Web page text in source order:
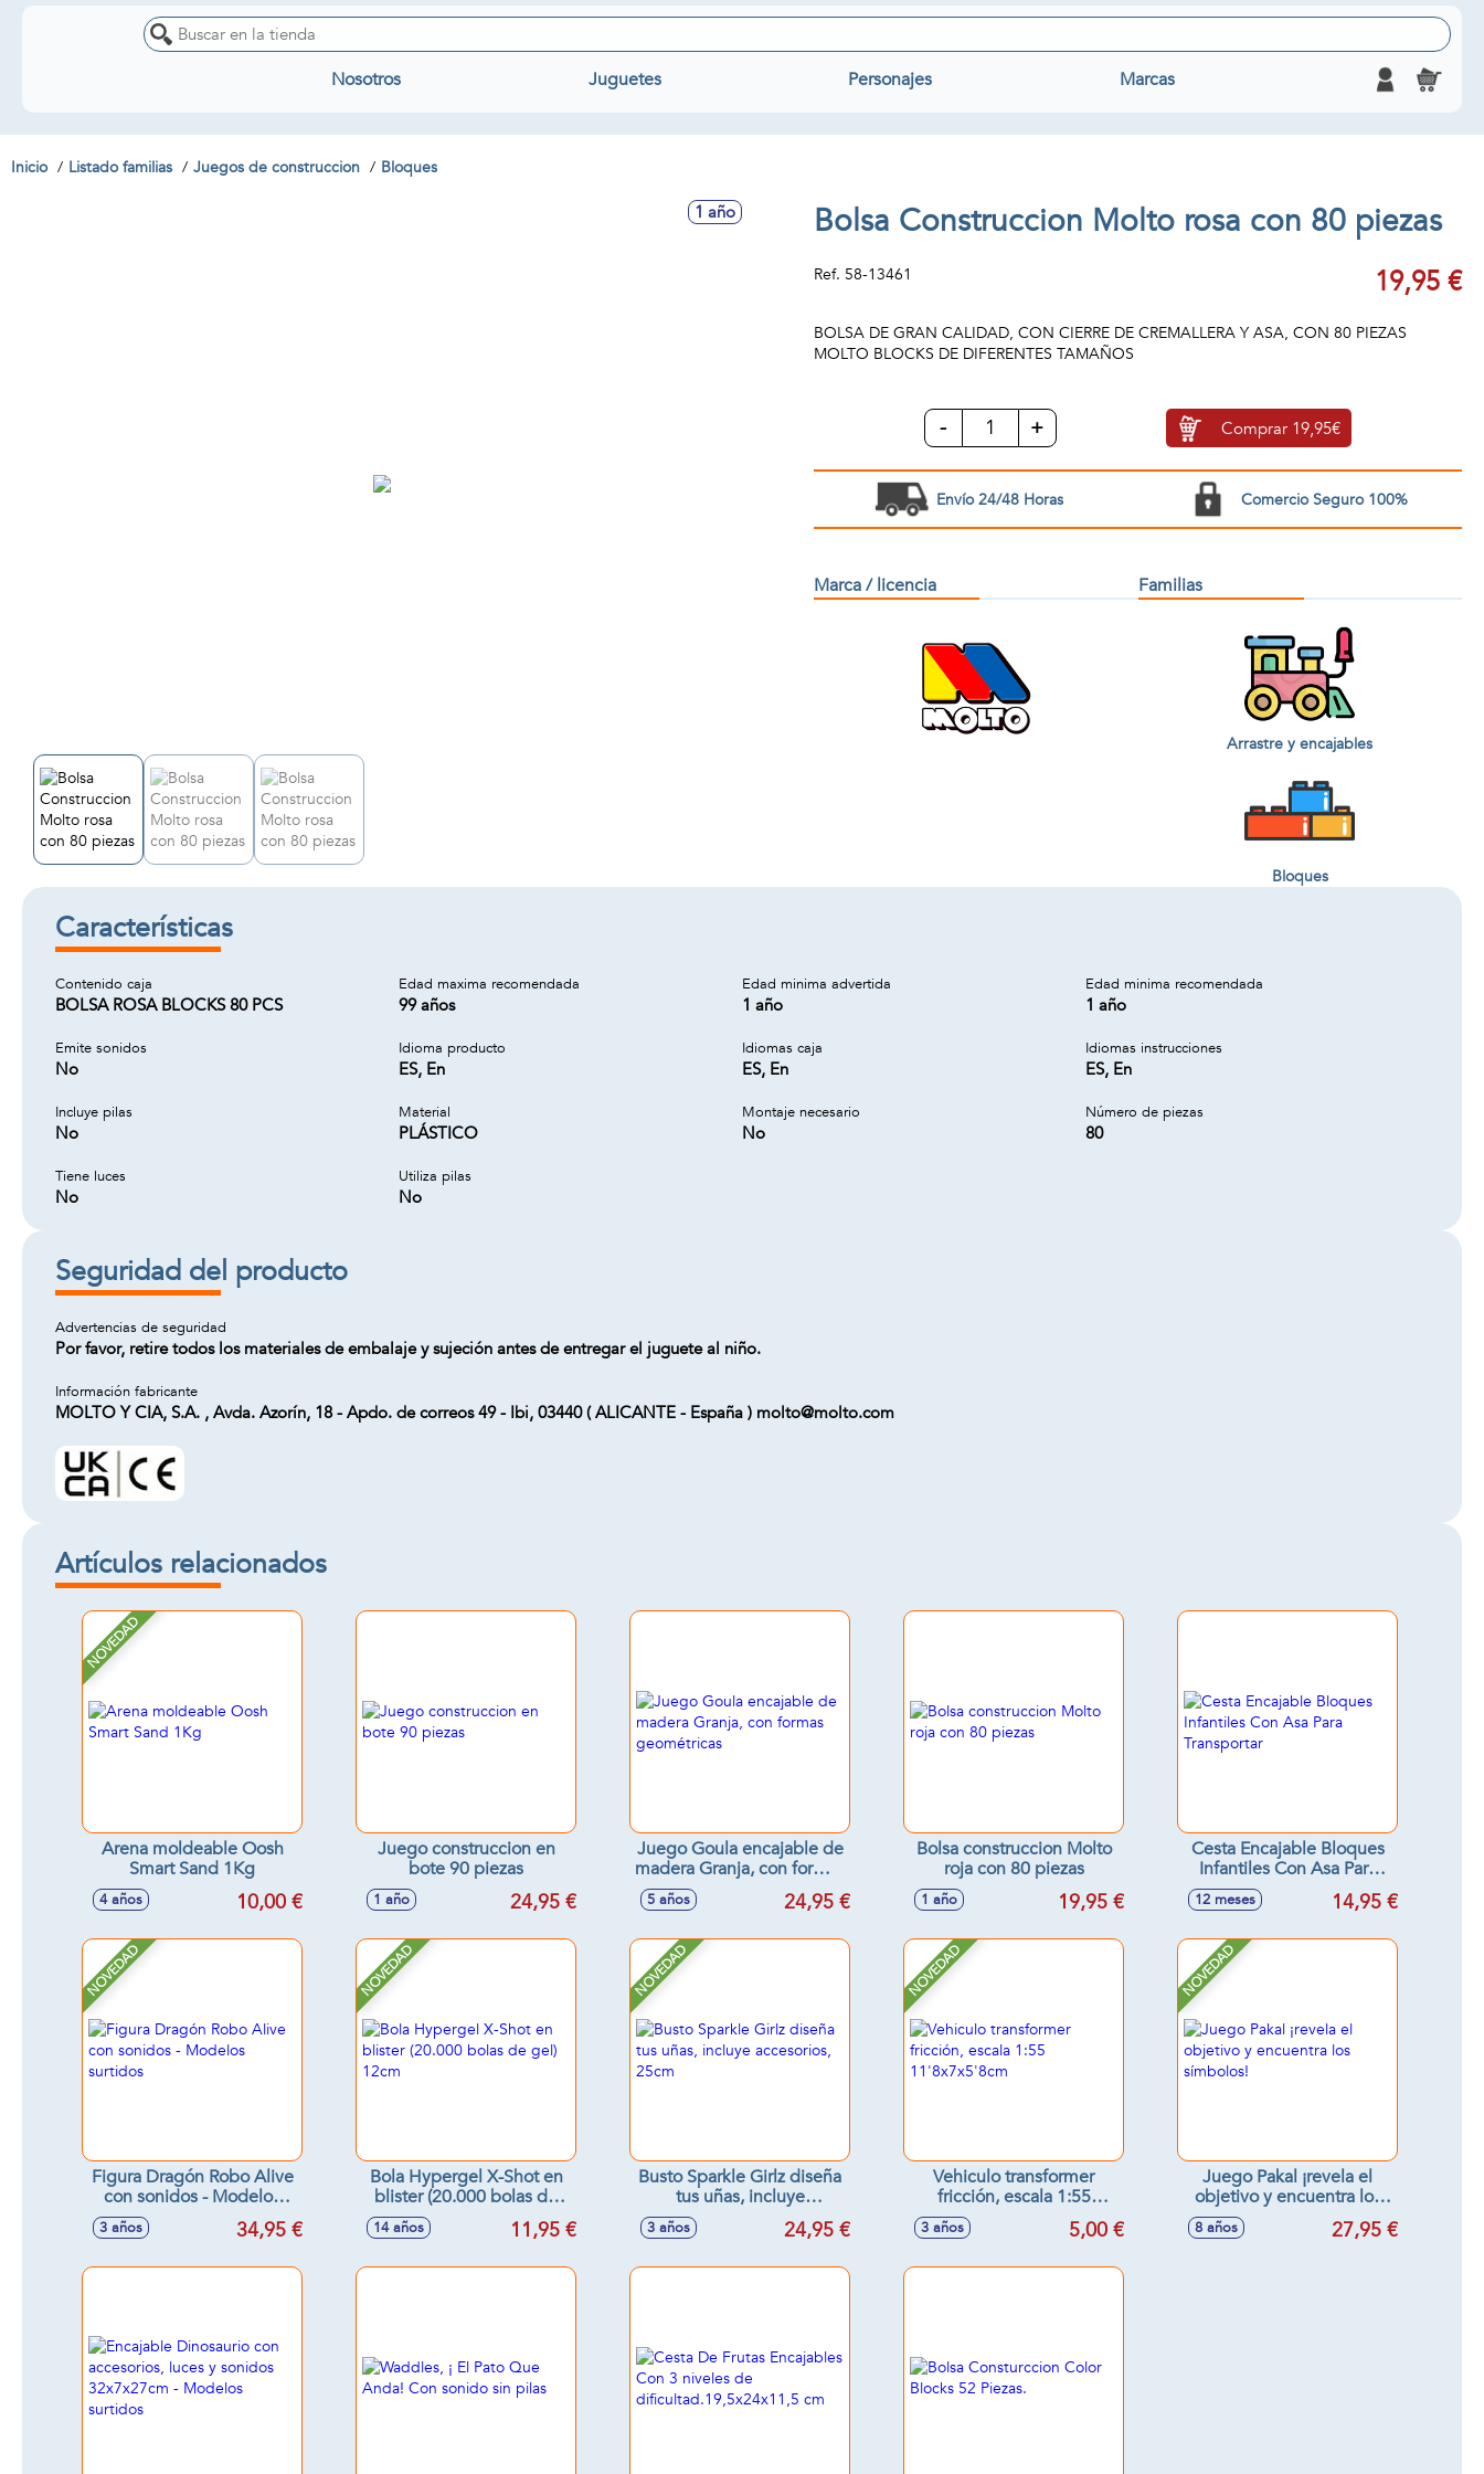
Nosotros Juguetes Personajes Marcas
Inicio Listado familias Juegos de construccion Bloques
1 año Bolsa Construccion Molto rosa con 80 piezas
Ref. 58-13461 19,95 €
BOLSA DE GRAN CALIDAD, CON CIERRE DE CREMALLERA Y ASA, CON 80 PIEZAS
MOLTO BLOCKS DE DIFERENTES TAMAÑOS
- + Comprar 19,95€
Envío 24/48 Horas Comercio Seguro 100%
Marca / licencia Familias
Arrastre y encajables
Bloques
Características
Contenido caja
BOLSA ROSA BLOCKS 80 PCS
Edad maxima recomendada
99 años
Edad minima advertida
1 año
Edad minima recomendada
1 año
Emite sonidos
No
Idioma producto
ES, En
Idiomas caja
ES, En
Idiomas instrucciones
ES, En
Incluye pilas
No
Material
PLÁSTICO
Montaje necesario
No
Número de piezas
80
Tiene luces
No
Utiliza pilas
No
Seguridad del producto
Advertencias de seguridad
Por favor, retire todos los materiales de embalaje y sujeción antes de entregar el juguete al niño.
Información fabricante
MOLTO Y CIA, S.A. , Avda. Azorín, 18 - Apdo. de correos 49 - Ibi, 03440 ( ALICANTE - España ) molto@molto.com
Artículos relacionados
NOVEDAD
Arena moldeable Oosh
Smart Sand 1Kg
4 años 10,00 €
Juego construccion en
bote 90 piezas
1 año 24,95 €
Juego Goula encajable de
madera Granja, con formas
geométricas
5 años 24,95 €
Bolsa construccion Molto
roja con 80 piezas
1 año 19,95 €
Cesta Encajable Bloques
Infantiles Con Asa Para
Transportar
12 meses 14,95 €
NOVEDAD
Figura Dragón Robo Alive
con sonidos - Modelos
3 años 34,95 €
NOVEDAD
Bola Hypergel X-Shot en
blister (20.000 bolas de
gel) 12cm
14 años 11,95 €
NOVEDAD
Busto Sparkle Girlz diseña
tus uñas, incluye
accesorios, 25cm
3 años 24,95 €
NOVEDAD
Vehiculo transformer
fricción, escala 1:55
11'8x7x5'8cm
3 años 5,00 €
NOVEDAD
Juego Pakal ¡revela el
objetivo y encuentra los
8 años 27,95 €